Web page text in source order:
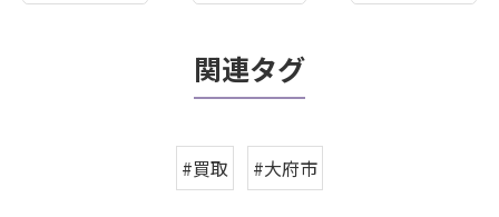
関連タグ
#買取 #大府市